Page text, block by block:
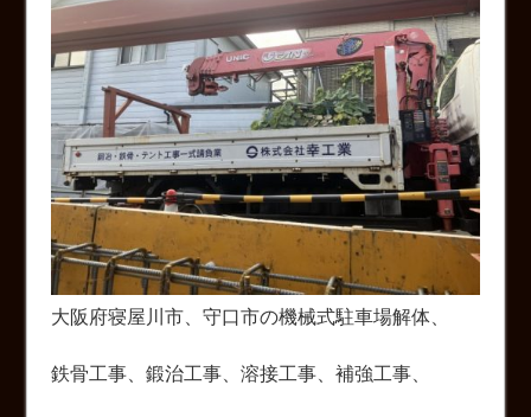
大阪府寝屋川市、守口市の機械式駐車場解体、
鉄骨工事、鍛治工事、溶接工事、補強工事、